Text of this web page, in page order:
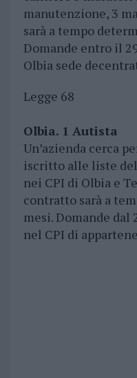
manutenzione, 3
sarà a tempo
Domande entro il
Olbia sede
Legge 68
Olbia. 1 Autista
Un’azienda cerca
iscritto alle liste
nei CPI di Olbia e
contratto sarà a
mesi. Domande dal
nel CPI di